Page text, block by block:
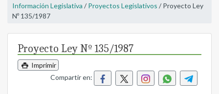
Información Legislativa / Proyectos Legislativos / Proyecto Ley
Nº 135/1987
Proyecto Ley Nº 135/1987
Imprimir
Compartir en: